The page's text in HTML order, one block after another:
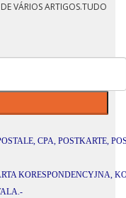
VÁRIOS ARTIGOS.TUDO
CPA, POSTKARTE,
KORESPONDENCYJNA,